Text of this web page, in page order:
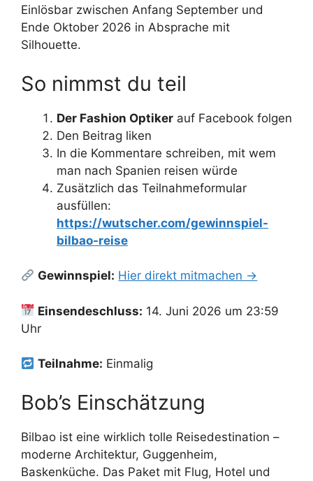
Einlösbar zwischen Anfang September und
Ende Oktober 2026 in Absprache mit
Silhouette.
So nimmst du teil
Der Fashion Optiker auf Facebook folgen
Den Beitrag liken
In die Kommentare schreiben, mit wem
man nach Spanien reisen würde
Zusätzlich das Teilnahmeformular
ausfüllen:
https://wutscher.com/gewinnspiel-
bilbao-reise
Gewinnspiel: Hier direkt mitmachen →
Einsendeschluss: 14. Juni 2026 um 23:59
Uhr
Teilnahme: Einmalig
Bob’s Einschätzung
Bilbao ist eine wirklich tolle Reisedestination –
moderne Architektur, Guggenheim,
Baskenküche. Das Paket mit Flug, Hotel und